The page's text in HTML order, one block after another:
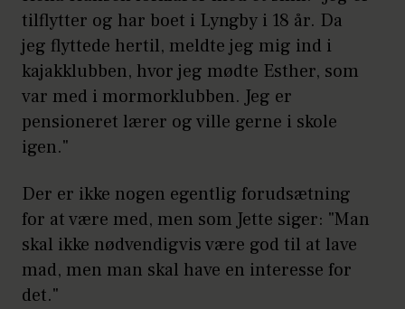
tilflytter og har boet i Lyngby i 18 år. Da
jeg flyttede hertil, meldte jeg mig ind i
kajakklubben, hvor jeg mødte Esther, som
var med i mormorklubben. Jeg er
pensioneret lærer og ville gerne i skole
igen."
Der er ikke nogen egentlig forudsætning
for at være med, men som Jette siger: "Man
skal ikke nødvendigvis være god til at lave
mad, men man skal have en interesse for
det."